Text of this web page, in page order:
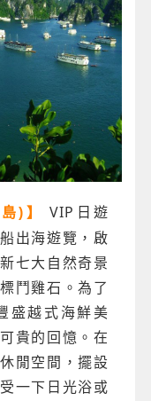
)】
VIP日遊
出海遊覽，啟
七大自然奇景
鬥雞石。為了
盛越式海鮮美
貴的回憶。在
閒空間，擺設
一下日光浴或